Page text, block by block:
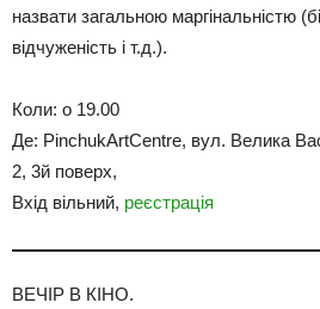
назвати загальною маргінальністю
відчуженість і т.д.).
Коли: о 19.00
Де: PinchukArtCentre, вул. Велика
2, 3й поверх,
Вхід вільний, реєстрація
ВЕЧІР В КІНО.